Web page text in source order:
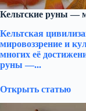
Кельтские руны —
Кельтская
мировоззрение и
многих её
руны —...
Открыть статью